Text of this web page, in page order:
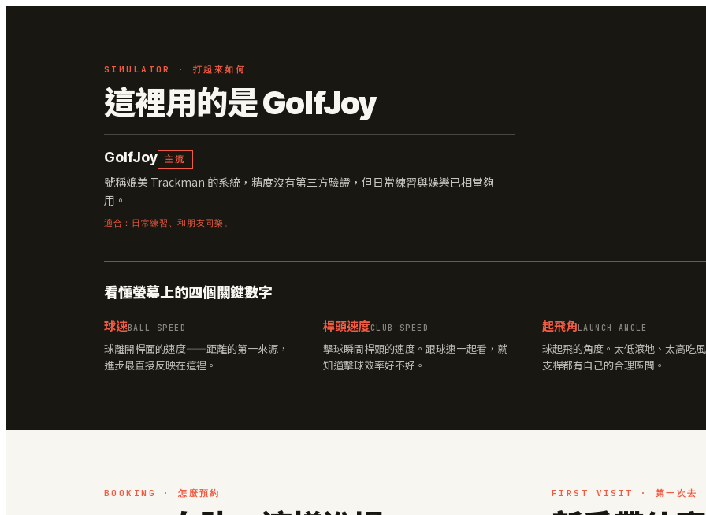
SIMULATOR · 打起來如何
這裡用的是 GolfJoy
GolfJoy 主流
號稱媲美 Trackman 的系統，精度沒有第三方驗證，但日常練習與娛樂已相當夠
用。
適合：日常練習、和朋友同樂。
看懂螢幕上的四個關鍵數字
球速BALL SPEED
球離開桿面的速度——距離的第一來源，
進步最直接反映在這裡。
桿頭速度CLUB SPEED
擊球瞬間桿頭的速度。跟球速一起看，就
知道擊球效率好不好。
起飛角LAUNCH ANGLE
球起飛的角度。太低滾地、太高吃
支桿都有自己的合理區間。
BOOKING · 怎麼預約 FIRST VISIT · 第一次去